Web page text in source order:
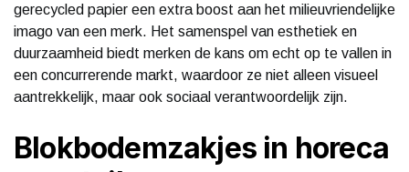
gerecycled papier een extra boost aan het milieuvriendelijke
imago van een merk. Het samenspel van esthetiek en
duurzaamheid biedt merken de kans om echt op te vallen in
een concurrerende markt, waardoor ze niet alleen visueel
aantrekkelijk, maar ook sociaal verantwoordelijk zijn.
Blokbodemzakjes in horeca